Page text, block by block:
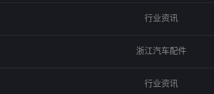
行业资讯
浙江汽车配件
行业资讯